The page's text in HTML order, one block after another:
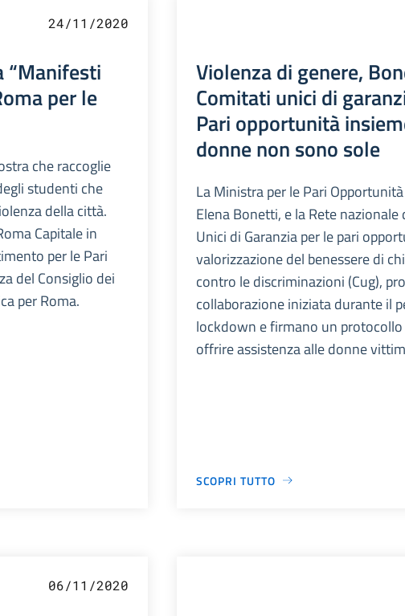
24/11/2020
“Manifesti
per le
che raccoglie
studenti che
della città.
Capitale in
per le Pari
del Consiglio dei
per Roma.
Violenza di genere,
Comitati unici di
Pari opportunità
donne non sono sole
La Ministra per le Pari
Elena Bonetti, e la Rete nazionale
Unici di Garanzia per le pari
valorizzazione del benessere di
contro le discriminazioni (Cug),
collaborazione iniziata durante il
lockdown e firmano un protocollo
offrire assistenza alle donne
SCOPRI TUTTO
06/11/2020